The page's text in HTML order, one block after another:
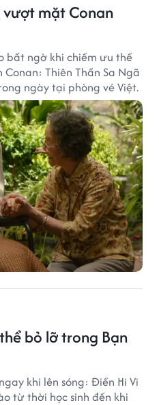
mặt Conan
bất ngờ khi chiếm ưu thế
Thiên Thần Sa Ngã
ngày tại phòng vé Việt.
bỏ lỡ trong Bạn
khi lên sóng: Điền Hi Vi
từ thời học sinh đến khi